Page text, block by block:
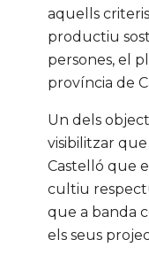
aquells
productiu
persones, el
província de
Un dels
visibilitzar
Castelló que
cultiu
que a banda
els seus